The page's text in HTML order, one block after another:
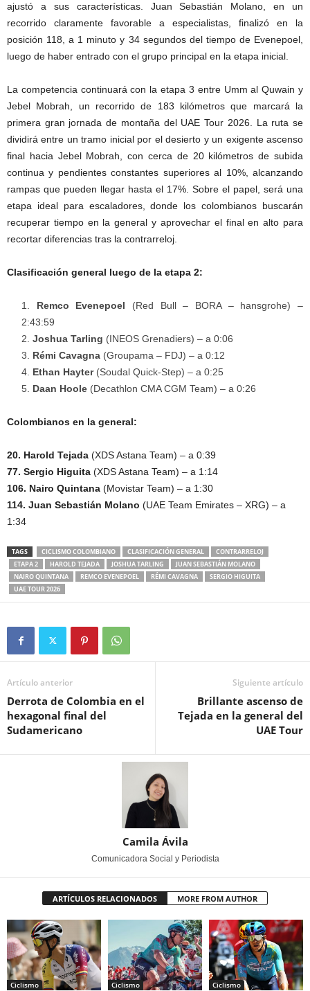
ajustó a sus características. Juan Sebastián Molano, en un
recorrido claramente favorable a especialistas, finalizó en la
posición 118, a 1 minuto y 34 segundos del tiempo de Evenepoel,
luego de haber entrado con el grupo principal en la etapa inicial.
La competencia continuará con la etapa 3 entre Umm al Quwain y
Jebel Mobrah, un recorrido de 183 kilómetros que marcará la
primera gran jornada de montaña del UAE Tour 2026. La ruta se
dividirá entre un tramo inicial por el desierto y un exigente ascenso
final hacia Jebel Mobrah, con cerca de 20 kilómetros de subida
continua y pendientes constantes superiores al 10%, alcanzando
rampas que pueden llegar hasta el 17%. Sobre el papel, será una
etapa ideal para escaladores, donde los colombianos buscarán
recuperar tiempo en la general y aprovechar el final en alto para
recortar diferencias tras la contrarreloj.
Clasificación general luego de la etapa 2:
Remco Evenepoel (Red Bull – BORA – hansgrohe) –
2:43:59
Joshua Tarling (INEOS Grenadiers) – a 0:06
Rémi Cavagna (Groupama – FDJ) – a 0:12
Ethan Hayter(Soudal Quick-Step) – a 0:25
Daan Hoole (Decathlon CMA CGM Team) – a 0:26
Colombianos en la general:
20. Harold Tejada (XDS Astana Team) – a 0:39
77. Sergio Higuita (XDS Astana Team) – a 1:14
106. Nairo Quintana (Movistar Team) – a 1:30
114. Juan Sebastián Molano (UAE Team Emirates – XRG) – a
1:34
TAGS CICLISMO COLOMBIANO CLASIFICACIÓN GENERAL
CONTRARRELOJ
ETAPA 2
HAROLD TEJADA JOSHUA TARLING
JUAN SEBASTIÁN MOLANO
NAIRO QUINTANA
REMCO EVENEPOEL RÉMI CAVAGNA
SERGIO HIGUITA
UAE TOUR 2026
Artículo anterior
Derrota de Colombia en el
hexagonal final del
Sudamericano
Siguiente artículo
Brillante ascenso de
Tejada en la general del
UAE Tour
Camila Ávila
Comunicadora Social y Periodista
ARTÍCULOS RELACIONADOS MORE FROM AUTHOR
Ciclismo Ciclismo Ciclismo